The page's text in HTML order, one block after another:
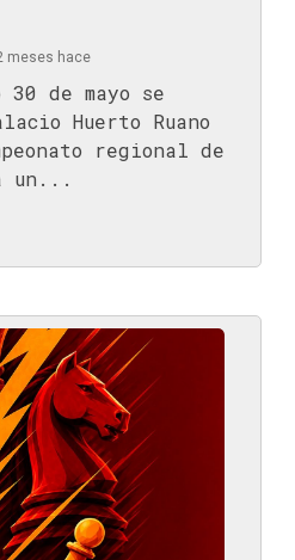
meses hace
30 de mayo se
Huerto Ruano
regional de
un...